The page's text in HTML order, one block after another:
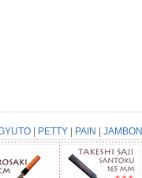
| PETTY| PAIN JAMBON